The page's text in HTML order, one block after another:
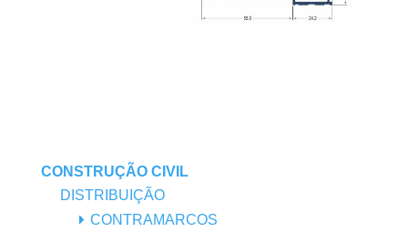
CONSTRUÇÃO CIVIL
DISTRIBUIÇÃO
CONTRAMARCOS